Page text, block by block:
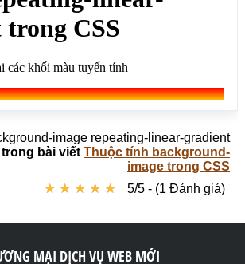
image repeating-linear-gradient
trong bài viết Thuộc tính background-
image trong CSS
★ ★ ★ ★ ★
★ ★ ★ ★ ★ 5/5 - (1 Đánh giá)
MẠI DỊCH VỤ WEB MỚI